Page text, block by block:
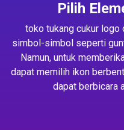
Pilih
toko tukang cukur logo
simbol-simbol seperti
Namun, untuk
dapat memilih ikon
dapat berbicara